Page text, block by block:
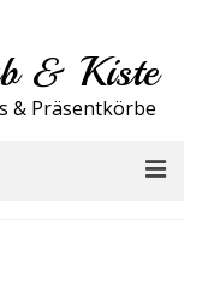
& Kiste
& Präsentkörbe